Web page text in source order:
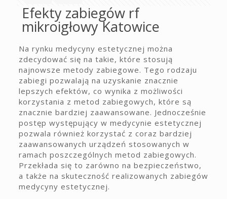
Efekty zabiegów rf
mikroigłowy Katowice
Na rynku medycyny estetycznej można
zdecydować się na takie, które stosują
najnowsze metody zabiegowe. Tego rodzaju
zabiegi pozwalają na uzyskanie znacznie
lepszych efektów, co wynika z możliwości
korzystania z metod zabiegowych, które są
znacznie bardziej zaawansowane. Jednocześnie
postęp występujący w medycynie estetycznej
pozwala również korzystać z coraz bardziej
zaawansowanych urządzeń stosowanych w
ramach poszczególnych metod zabiegowych.
Przekłada się to zarówno na bezpieczeństwo,
a także na skuteczność realizowanych zabiegów
medycyny estetycznej.